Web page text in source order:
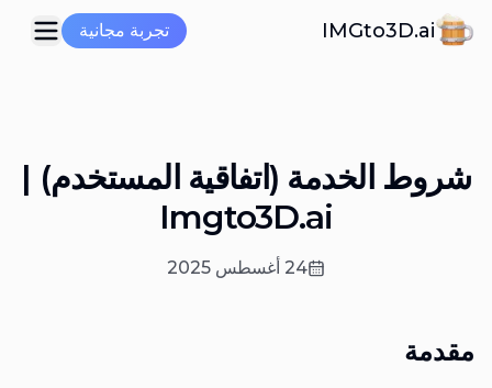
IMGto3D.ai تجربة مجانية
شروط الخدمة (اتفاقية المستخدم) |
Imgto3D.ai
24 أغسطس 2025
مقدمة